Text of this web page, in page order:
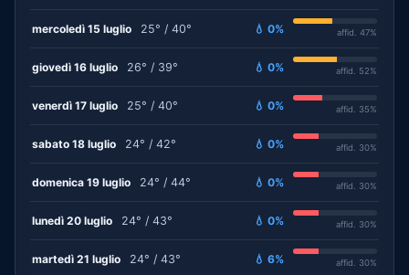
mercoledì 15 luglio 25° / 40° 💧 0% affid. 47%
giovedì 16 luglio 26° / 39° 💧 0% affid. 52%
venerdì 17 luglio 25° / 40° 💧 0% affid. 35%
sabato 18 luglio 24° / 42° 💧 0% affid. 30%
domenica 19 luglio 24° / 44° 💧 0% affid. 30%
lunedì 20 luglio 24° / 43° 💧 0% affid. 30%
martedì 21 luglio 24° / 43° 💧 6% affid. 30%